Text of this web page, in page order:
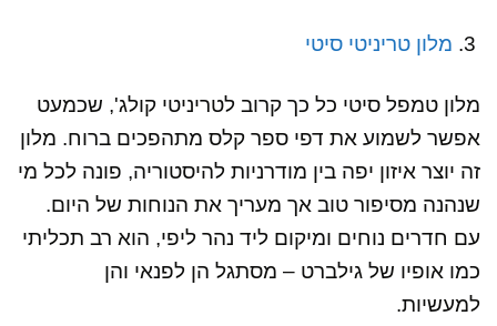
מלון טריניטי סיטי
מלון טמפל סיטי כל כך קרוב לטריניטי קולג', שכמעט
אפשר לשמוע את דפי ספר קלס מתהפכים ברוח. מלון
זה יוצר איזון יפה בין מודרניות להיסטוריה, פונה לכל מי
שנהנה מסיפור טוב אך מעריך את הנוחות של היום.
עם חדרים נוחים ומיקום ליד נהר ליפי, הוא רב תכליתי
כמו אופיו של גילברט – מסתגל הן לפנאי והן
למעשיות.